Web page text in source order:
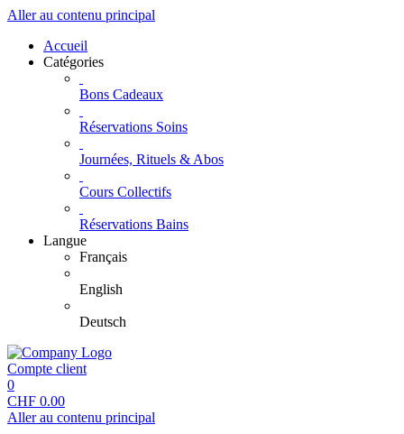
Aller au contenu principal
Accueil
Catégories
Bons Cadeaux
Réservations Soins
Journées, Rituels & Abos
Cours Collectifs
Réservations Bains
Langue
Français
English
Deutsch
Compte client
0
CHF 0.00
Aller au contenu principal